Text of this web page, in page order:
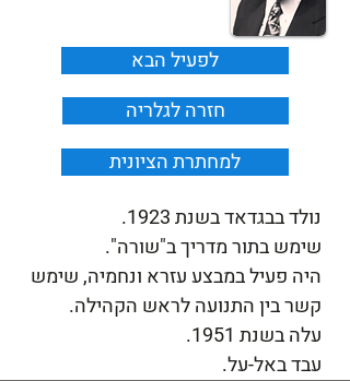
לפעיל הבא
חזרה לגלריה
למחתרת הציונית
נולד בבגדאד בשנת 1923.
שימש בתור מדריך ב"שורה".
היה פעיל במבצע עזרא ונחמיה, שימש
קשר בין התנועה לראש הקהילה.
עלה בשנת 1951.
עבד באל-על.